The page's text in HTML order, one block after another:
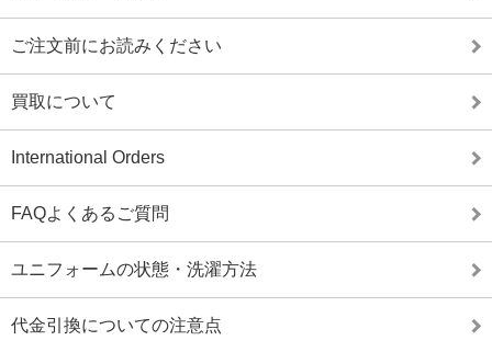
ご注文前にお読みください
買取について
International Orders
FAQよくあるご質問
ユニフォームの状態・洗濯方法
代金引換についての注意点